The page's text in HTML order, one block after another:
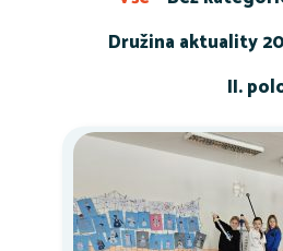
Družina aktuality
II.